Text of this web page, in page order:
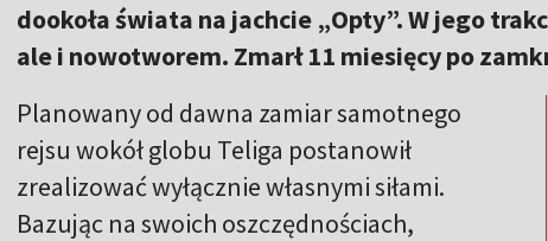
dookoła świata na jachcie „Opty”. W jego
ale i nowotworem. Zmarł 11 miesięcy po
Planowany od dawna zamiar samotnego
rejsu wokół globu Teliga postanowił
zrealizować wyłącznie własnymi siłami.
Bazując na swoich oszczędnościach,